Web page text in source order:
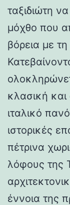
ταξιδιώτη
μόχθο που
βόρεια με
κλασική
ιταλικό
ιστορικές
πέτρινα
λόφους της
έννοια της